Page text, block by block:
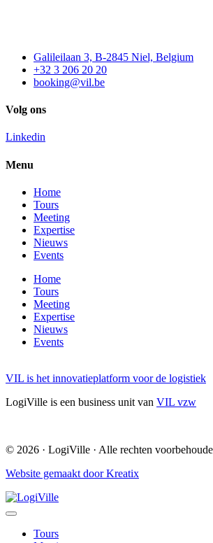
Galileilaan 3, B-2845 Niel, Belgium
+32 3 206 20 20
booking@vil.be
Volg ons
Linkedin
Menu
Home
Tours
Meeting
Expertise
Nieuws
Events
Home
Tours
Meeting
Expertise
Nieuws
Events
VIL is het innovatieplatform voor de logistiek
LogiVille is een business unit van VIL vzw
© 2026 · LogiVille · Alle rechten
Website gemaakt door Kreatix
Tours